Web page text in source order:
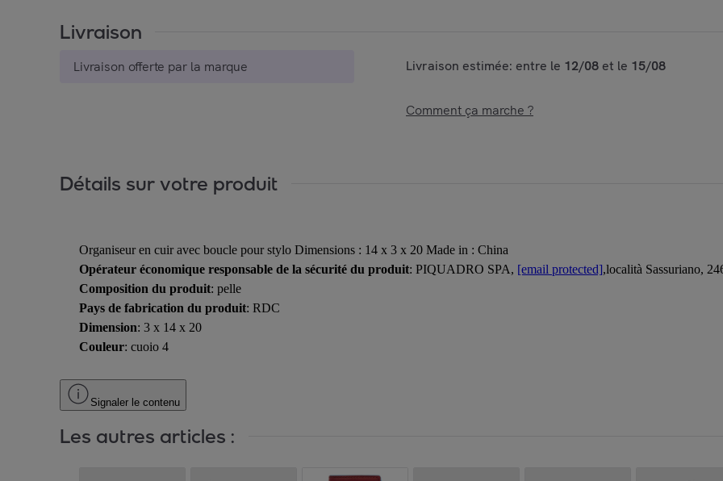
Livraison
Livraison offerte par la marque Livraison estimée: entre le 12/08 et le 15/08
Comment ça marche ?
Détails sur votre produit
Organiseur en cuir avec boucle pour stylo Dimensions : 14 x 3 x 20 Made in : China
Opérateur économique responsable de la sécurité du produit: PIQUADRO SPA, [email protected],località Sassuriano,
Composition du produit: pelle
Pays de fabrication du produit: RDC
Dimension: 3 x 14 x 20
Couleur: cuoio 4
Signaler le contenu
Les autres articles :